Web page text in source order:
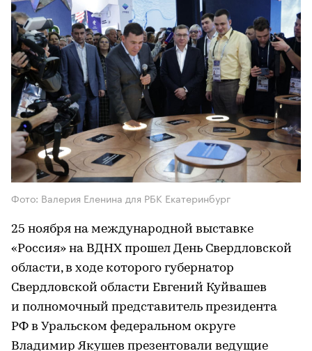
Фото: Валерия Еленина для РБК Екатеринбург
25 ноября на международной выставке
«Россия» на ВДНХ прошел День Свердловской
области, в ходе которого губернатор
Свердловской области Евгений Куйвашев
и полномочный представитель президента
РФ в Уральском федеральном округе
Владимир Якушев презентовали ведущие